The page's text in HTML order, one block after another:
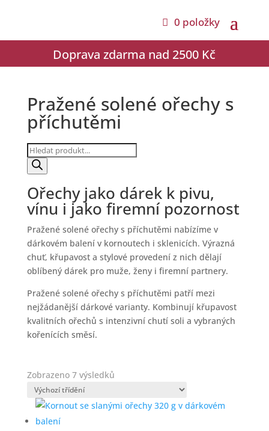
0 položky
Doprava zdarma nad 2500 Kč
Pražené solené ořechy s
příchutěmi
Products
search
Ořechy jako dárek k pivu,
vínu i jako firemní pozornost
Pražené solené ořechy s příchutěmi nabízíme v
dárkovém balení v kornoutech i sklenicích. Výrazná
chuť, křupavost a stylové provedení z nich dělají
oblíbený dárek pro muže, ženy i firemní partnery.
Pražené solené ořechy s příchutěmi patří mezi
nejžádanější dárkové varianty. Kombinují křupavost
kvalitních ořechů s intenzivní chutí soli a vybraných
kořenících směsí.
Zobrazeno 7 výsledků